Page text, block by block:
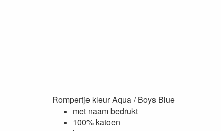
Rompertje kleur Aqua / Boys Blue
met naam bedrukt
100% katoen